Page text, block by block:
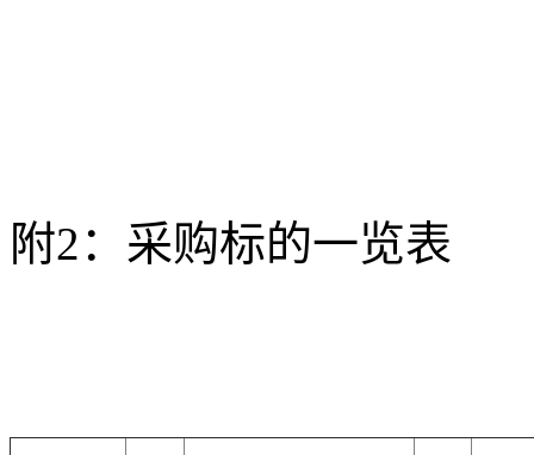
附2：采购标的一览表